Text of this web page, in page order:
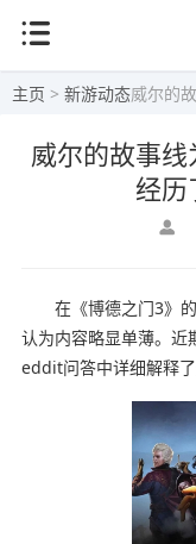
主页 > 新游动态威尔的故
威尔的故事
经历
在《博德之门3》的
认为内容略显单薄。近
eddit问答中详细解释了